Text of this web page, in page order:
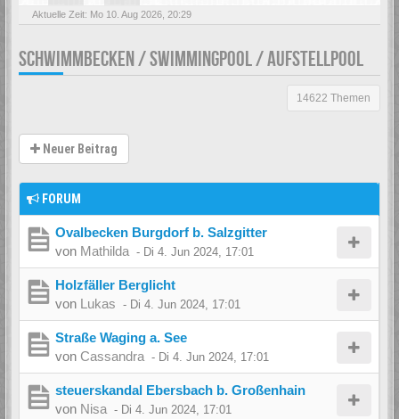
Aktuelle Zeit: Mo 10. Aug 2026, 20:29
SCHWIMMBECKEN / SWIMMINGPOOL / AUFSTELLPOOL
14622 Themen
Neuer Beitrag
FORUM
Ovalbecken Burgdorf b. Salzgitter
von Mathilda - Di 4. Jun 2024, 17:01
Holzfäller Berglicht
von Lukas - Di 4. Jun 2024, 17:01
Straße Waging a. See
von Cassandra - Di 4. Jun 2024, 17:01
steuerskandal Ebersbach b. Großenhain
von Nisa - Di 4. Jun 2024, 17:01